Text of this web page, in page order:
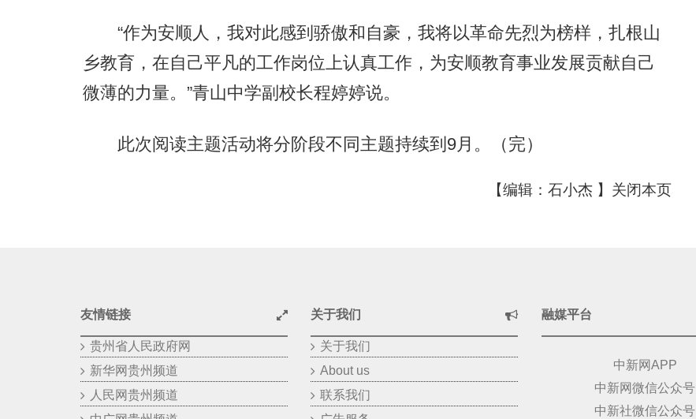
“作为安顺人，我对此感到骄傲和自豪，我将以革命先烈为榜样，扎根山
乡教育，在自己平凡的工作岗位上认真工作，为安顺教育事业发展贡献自己
微薄的力量。”青山中学副校长程婷婷说。
此次阅读主题活动将分阶段不同主题持续到9月。（完）
【编辑：石小杰 】 关闭本页
友情链接
贵州省人民政府网
新华网贵州频道
人民网贵州频道
关于我们
关于我们
About us
联系我们
融媒平台
中新网APP
中新网微信公众号
中新社微信公众号